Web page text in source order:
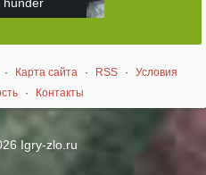
· Карта сайта · RSS ·
Условия
· Контакты
Igry-zlo.ru